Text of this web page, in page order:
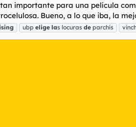
importante para una película
Bueno, a lo que iba, la
ubp elige las locuras de parchís